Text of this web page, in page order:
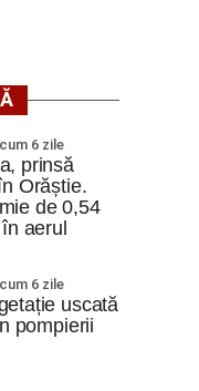
6 zile
prinsă
Orăștie.
de 0,54
aerul
6 zile
uscată
pompierii